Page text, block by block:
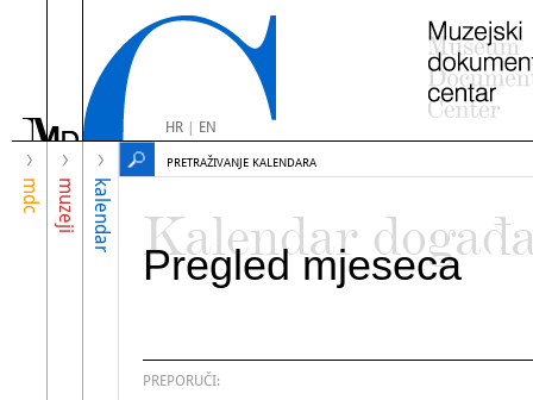
HR| EN
mdc muzeji kalendar
PRETRAŽIVANJE KALENDARA
Kalendar
Pregled mjeseca
PREPORUČI: